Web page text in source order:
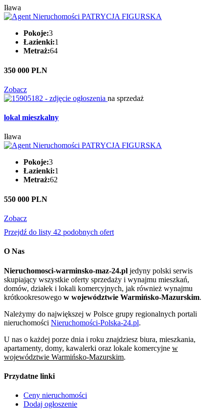
Iława
Pokoje:3
Łazienki:1
Metraż:64
350 000 PLN
Zobacz
na sprzedaż
lokal mieszkalny
Iława
Pokoje:3
Łazienki:1
Metraż:62
550 000 PLN
Zobacz
Przejdź do listy 42 podobnych ofert
O Nas
Nieruchomosci-warminsko-maz-24.pl jedyny polski serwis
skupiający wszystkie oferty sprzedaży i wynajmu mieszkań,
domów, działek i lokali komercyjnych, jak również wynajmu
krótkookresowego w województwie Warmińsko-Mazurskim.
Należymy do największej w Polsce grupy regionalnych portali
nieruchomości Nieruchomości-Polska-24.pl.
U nas o każdej porze dnia i roku znajdziesz biura, mieszkania,
apartamenty, domy, kawalerki oraz lokale komercyjne w
województwie Warmińsko-Mazurskim.
Przydatne linki
Ceny nieruchomości
Dodaj ogłoszenie